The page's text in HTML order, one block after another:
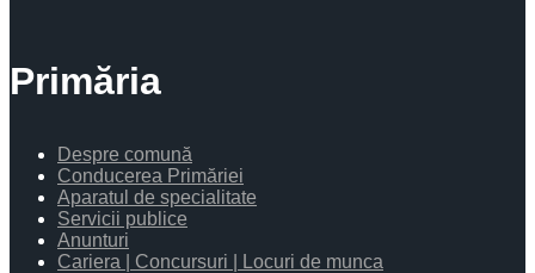
Primăria
Despre comună
Conducerea Primăriei
Aparatul de specialitate
Servicii publice
Anunturi
Cariera | Concursuri | Locuri de munca